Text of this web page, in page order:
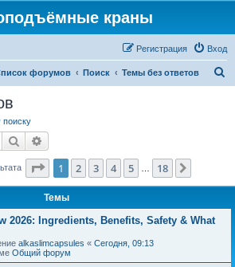
краны
Вход
Регистрация
форумов Поиск Темы без ответов
Поиск
Страница из 18
1 2 3 4 5 18
Темы
2026: Ingredients, Benefits, Safety & What
alkaslimcapsules « Сегодня, 09:13
Общий форум